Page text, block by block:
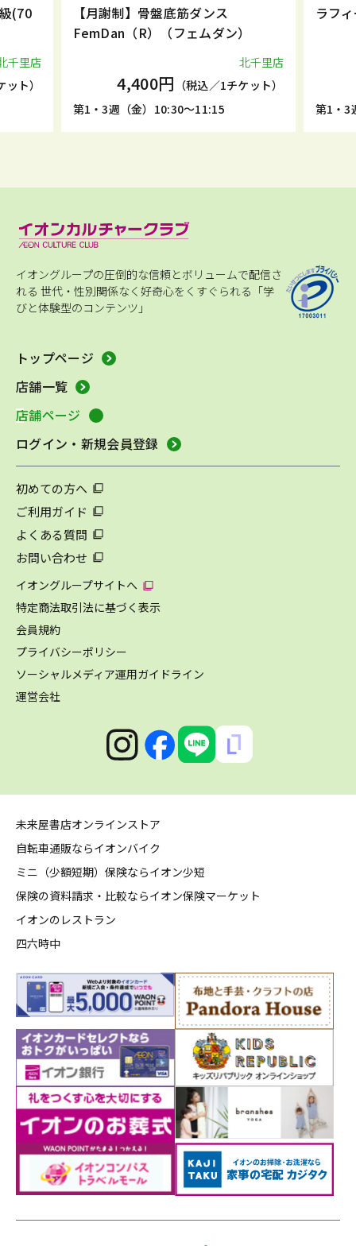
(70
千里店
ト）
【月謝制】骨盤底筋ダンス
FemDan（R）（フェムダン）
北千里店
4,400円 （税込／1チケット）
第1・3週（金）10:30～11:15
ラフ
第1・3
イオングループの圧倒的な信頼とボリュームで配信さ
れる 世代・性別関係なく好奇心をくすぐられる「学
びと体験型のコンテンツ」
トップページ
店舗一覧
店舗ページ
ログイン・新規会員登録
初めての方へ
ご利用ガイド
よくある質問
お問い合わせ
イオングループサイトへ
特定商法取引法に基づく表示
会員規約
プライバシーポリシー
ソーシャルメディア運用ガイドライン
運営会社
未来屋書店オンラインストア
自転車通販ならイオンバイク
ミニ（少額短期）保険ならイオン少短
保険の資料請求・比較ならイオン保険マーケット
イオンのレストラン
四六時中